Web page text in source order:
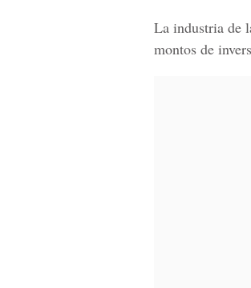
La industria de
montos de